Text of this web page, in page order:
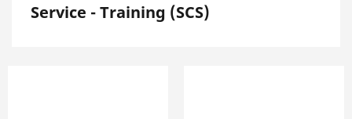
Service - Training (SCS)